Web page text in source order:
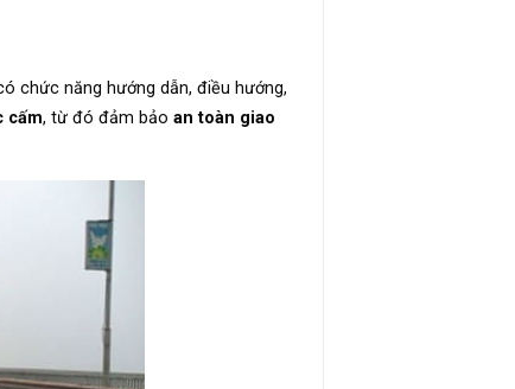
chức năng hướng dẫn, điều hướng,
cấm, từ đó đảm bảo an toàn giao